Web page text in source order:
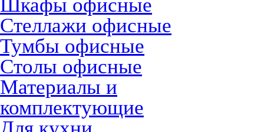
Шкафы офисные
Стеллажи офисные
Тумбы офисные
Столы офисные
Материалы и
комплектующие